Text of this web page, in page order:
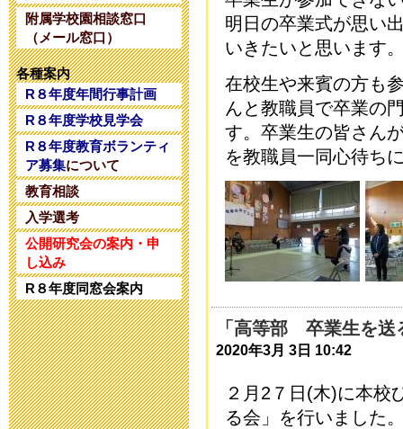
附属学校園相談窓口
（メール窓口）
各種案内
R８年度年間行事計画
R８年度学校見学会
R８年度教育ボランティ
ア募集について
教育相談
入学選考
公開研究会の案内・申
し込み
R８年度同窓会案内
2025年5月 1日
令和８年度コ
2025年4月26日
令和7年度学
2025年4月25日
令和5年度 公
2024年1月10日
令和5年度 公
2023年11月20日
令和６年度入
明日の卒業式が思い
いきたいと思います
在校生や来賓の方も
んと教職員で卒業の
す。卒業生の皆さん
を教職員一同心待ち
「高等部 卒業生を送
2020年3月 3日 10:42
２月 2 ７日(木)に本校
る会」を行いました